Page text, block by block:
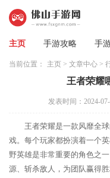
主页 手游攻略 手
当前位置： 主页 > 文章中心 >
王者荣耀
发表时间：2024-
王者荣耀是一款风靡全
戏。每个玩家都扮演着一个
野英雄是非常重要的角色之
源、斩杀敌人，为团队赢得